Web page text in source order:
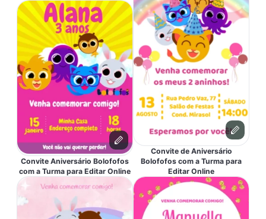
Convite Aniversário Bolofofos
com a Turma para Editar Online
Convite de Aniversário
Bolofofos com a Turma para
Editar Online